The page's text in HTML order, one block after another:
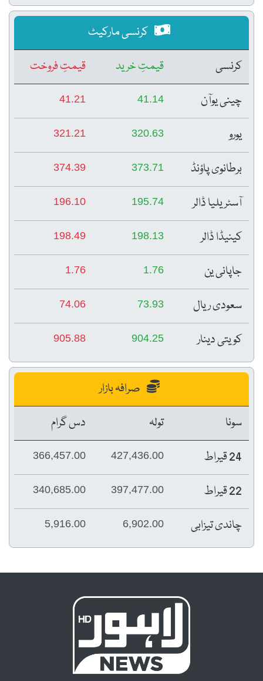
کرنسی مارکیٹ
کرنسی
قیمتِ خرید
قیمتِ فروخت
چینی یوآن
41.14
41.21
یورو 320.63
321.21
برطانوی پاؤنڈ 373.71
374.39
آسٹریلیا ڈالر 195.74
196.10
کینیڈا ڈالر 198.13
198.49
جاپانی ین 1.76
1.76
سعودی ریال 73.93
74.06
کویتی دینار 904.25
905.88
صرافہ بازار
سونا
تولہ
دس گرام
24 قیراط
427,436.00
366,457.00
22 قیراط 397,477.00
340,685.00
چاندی تیزابی 6,902.00
5,916.00